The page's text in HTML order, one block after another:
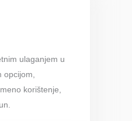
ulaganjem u
opcijom,
korištenje,